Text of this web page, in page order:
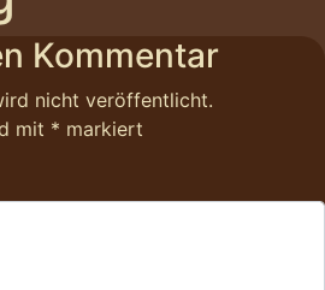
Kommentar
nicht veröffentlicht.
mit * markiert